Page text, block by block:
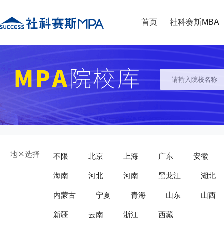
首页 社科赛斯MBA
地区选择 不限 北京 上海 广东 安徽
海南 河北 河南 黑龙江 湖北
内蒙古 宁夏 青海 山东 山西
新疆 云南 浙江 西藏